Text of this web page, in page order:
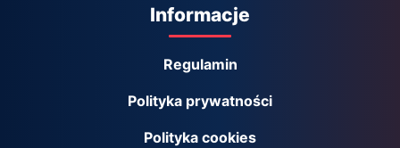
Informacje
Regulamin
Polityka prywatności
Polityka cookies